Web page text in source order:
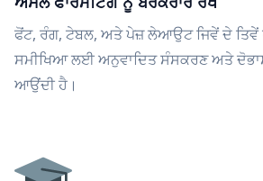
ਫੋਂਟ, ਰੰਗ, ਟੇਬਲ, ਅਤੇ ਪੇਜ਼ ਲੇਆਉਟ ਜਿਵੇਂ ਦੇ ਤਿਵੇਂ
ਸਮੀਖਿਆ ਲਈ ਅਨੁਵਾਦਿਤ ਸੰਸਕਰਣ ਅਤੇ
ਆਉਂਦੀ ਹੈ।